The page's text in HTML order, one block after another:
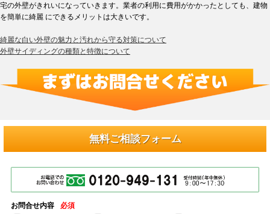
宅の外壁がきれいになっていきます。業者の利用に費用がかかったとしても、建物
を簡単に綺麗 にできるメリットは大きいです。
綺麗な白い外壁の魅力と汚れから守る対策について
外壁サイディングの種類と特徴について
無料ご相談フォーム
お問合せ内容
必須